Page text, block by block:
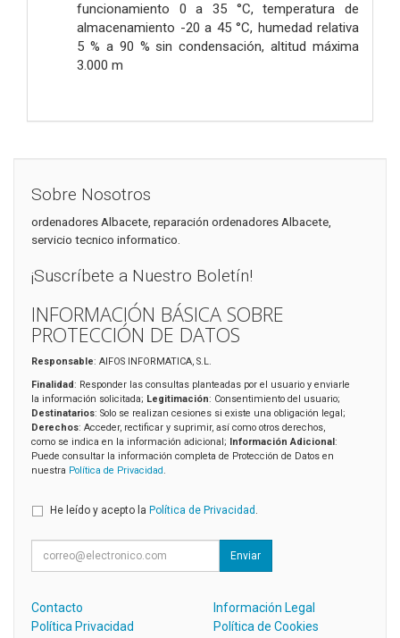
funcionamiento 0 a 35 °C, temperatura de
almacenamiento -20 a 45 °C, humedad relativa
5 % a 90 % sin condensación, altitud máxima
3.000 m
Sobre Nosotros
ordenadores Albacete, reparación ordenadores Albacete,
servicio tecnico informatico.
¡Suscríbete a Nuestro Boletín!
INFORMACIÓN BÁSICA SOBRE
PROTECCIÓN DE DATOS
Responsable: AIFOS INFORMATICA, S.L.
Finalidad: Responder las consultas planteadas por el usuario y enviarle
la información solicitada; Legitimación: Consentimiento del usuario;
Destinatarios: Solo se realizan cesiones si existe una obligación legal;
Derechos: Acceder, rectificar y suprimir, así como otros derechos,
como se indica en la información adicional;
Información Adicional :
Puede consultar la información completa de Protección de Datos en
nuestra Política de Privacidad .
He leído y acepto la Política de Privacidad
Enviar
Contacto
Información Legal
Política Privacidad
Política de Cookies